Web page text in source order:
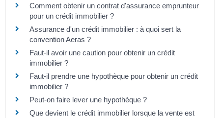
Comment obtenir un contrat d'assurance emprunteur
pour un crédit immobilier ?
Assurance d'un crédit immobilier : à quoi sert la
convention Aeras ?
Faut-il avoir une caution pour obtenir un crédit
immobilier ?
Faut-il prendre une hypothèque pour obtenir un crédit
immobilier ?
Peut-on faire lever une hypothèque ?
Que devient le crédit immobilier lorsque la vente est